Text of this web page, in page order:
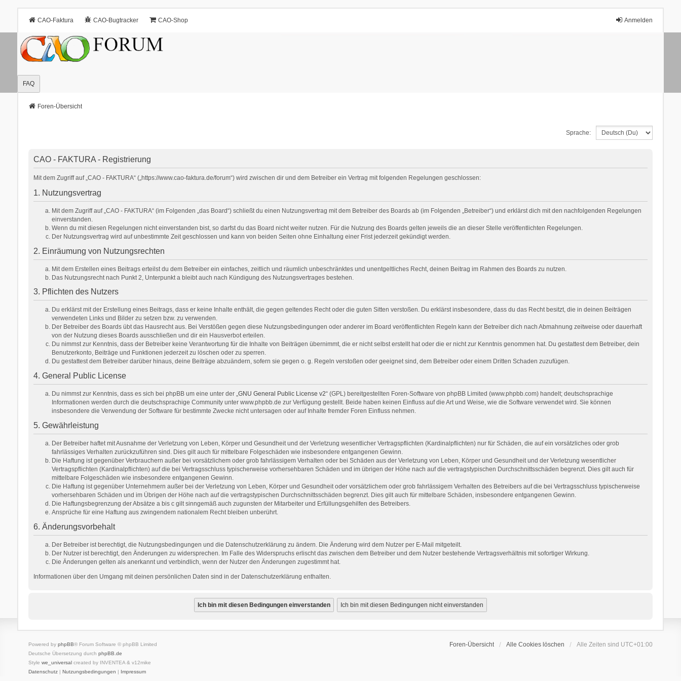
Anmelden
CAO-Faktura CAO-Bugtracker CAO-Shop
FAQ
Foren-Übersicht
Sprache:
CAO - FAKTURA - Registrierung
Mit dem Zugriff auf „CAO - FAKTURA“ („https://www.cao-faktura.de/forum“) wird zwischen dir und dem Betreiber ein Vertrag mit folgenden Regelungen geschlossen:
1. Nutzungsvertrag
Mit dem Zugriff auf „CAO - FAKTURA“ (im Folgenden „das Board“) schließt du einen Nutzungsvertrag mit dem Betreiber des Boards ab (im Folgenden „Betreiber“) und erklärst dich mit den nachfolgenden Regelungen
einverstanden.
Wenn du mit diesen Regelungen nicht einverstanden bist, so darfst du das Board nicht weiter nutzen. Für die Nutzung des Boards gelten jeweils die an dieser Stelle veröffentlichten Regelungen.
Der Nutzungsvertrag wird auf unbestimmte Zeit geschlossen und kann von beiden Seiten ohne Einhaltung einer Frist jederzeit gekündigt werden.
2. Einräumung von Nutzungsrechten
Mit dem Erstellen eines Beitrags erteilst du dem Betreiber ein einfaches, zeitlich und räumlich unbeschränktes und unentgeltliches Recht, deinen Beitrag im Rahmen des Boards zu nutzen.
Das Nutzungsrecht nach Punkt 2, Unterpunkt a bleibt auch nach Kündigung des Nutzungsvertrages bestehen.
3. Pflichten des Nutzers
Du erklärst mit der Erstellung eines Beitrags, dass er keine Inhalte enthält, die gegen geltendes Recht oder die guten Sitten verstoßen. Du erklärst insbesondere, dass du das Recht besitzt, die in deinen Beiträgen
verwendeten Links und Bilder zu setzen bzw. zu verwenden.
Der Betreiber des Boards übt das Hausrecht aus. Bei Verstößen gegen diese Nutzungsbedingungen oder anderer im Board veröffentlichten Regeln kann der Betreiber dich nach Abmahnung zeitweise oder dauerhaft
von der Nutzung dieses Boards ausschließen und dir ein Hausverbot erteilen.
Du nimmst zur Kenntnis, dass der Betreiber keine Verantwortung für die Inhalte von Beiträgen übernimmt, die er nicht selbst erstellt hat oder die er nicht zur Kenntnis genommen hat. Du gestattest dem Betreiber, dein
Benutzerkonto, Beiträge und Funktionen jederzeit zu löschen oder zu sperren.
Du gestattest dem Betreiber darüber hinaus, deine Beiträge abzuändern, sofern sie gegen o. g. Regeln verstoßen oder geeignet sind, dem Betreiber oder einem Dritten Schaden zuzufügen.
4. General Public License
Du nimmst zur Kenntnis, dass es sich bei phpBB um eine unter der „GNU General Public License v2“ (GPL) bereitgestellten Foren-Software von phpBB Limited (www.phpbb.com) handelt; deutschsprachige
Informationen werden durch die deutschsprachige Community unter www.phpbb.de zur Verfügung gestellt. Beide haben keinen Einfluss auf die Art und Weise, wie die Software verwendet wird. Sie können
insbesondere die Verwendung der Software für bestimmte Zwecke nicht untersagen oder auf Inhalte fremder Foren Einfluss nehmen.
5. Gewährleistung
Der Betreiber haftet mit Ausnahme der Verletzung von Leben, Körper und Gesundheit und der Verletzung wesentlicher Vertragspflichten (Kardinalpflichten) nur für Schäden, die auf ein vorsätzliches oder grob
fahrlässiges Verhalten zurückzuführen sind. Dies gilt auch für mittelbare Folgeschäden wie insbesondere entgangenen Gewinn.
Die Haftung ist gegenüber Verbrauchern außer bei vorsätzlichem oder grob fahrlässigem Verhalten oder bei Schäden aus der Verletzung von Leben, Körper und Gesundheit und der Verletzung wesentlicher
Vertragspflichten (Kardinalpflichten) auf die bei Vertragsschluss typischerweise vorhersehbaren Schäden und im übrigen der Höhe nach auf die vertragstypischen Durchschnittsschäden begrenzt. Dies gilt auch für
mittelbare Folgeschäden wie insbesondere entgangenen Gewinn.
Die Haftung ist gegenüber Unternehmern außer bei der Verletzung von Leben, Körper und Gesundheit oder vorsätzlichem oder grob fahrlässigem Verhalten des Betreibers auf die bei Vertragsschluss typischerweise
vorhersehbaren Schäden und im Übrigen der Höhe nach auf die vertragstypischen Durchschnittsschäden begrenzt. Dies gilt auch für mittelbare Schäden, insbesondere entgangenen Gewinn.
Die Haftungsbegrenzung der Absätze a bis c gilt sinngemäß auch zugunsten der Mitarbeiter und Erfüllungsgehilfen des Betreibers.
Ansprüche für eine Haftung aus zwingendem nationalem Recht bleiben unberührt.
6. Änderungsvorbehalt
Der Betreiber ist berechtigt, die Nutzungsbedingungen und die Datenschutzerklärung zu ändern. Die Änderung wird dem Nutzer per E-Mail mitgeteilt.
Der Nutzer ist berechtigt, den Änderungen zu widersprechen. Im Falle des Widerspruchs erlischt das zwischen dem Betreiber und dem Nutzer bestehende Vertragsverhältnis mit sofortiger Wirkung.
Die Änderungen gelten als anerkannt und verbindlich, wenn der Nutzer den Änderungen zugestimmt hat.
Informationen über den Umgang mit deinen persönlichen Daten sind in der Datenschutzerklärung enthalten.
Foren-Übersicht Alle Cookies löschen Alle Zeiten sind UTC+01:00
Powered by phpBB® Forum Software © phpBB Limited
Deutsche Übersetzung durch phpBB.de
Style we_universalcreated by INVENTEA & v12mike
Datenschutz| Nutzungsbedingungen | Impressum